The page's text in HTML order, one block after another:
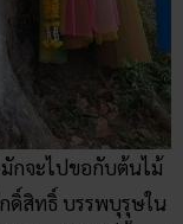
กจะไปขอกับต้นไม้
ดิ์สิทธิ์ บรรพบุรุษใน